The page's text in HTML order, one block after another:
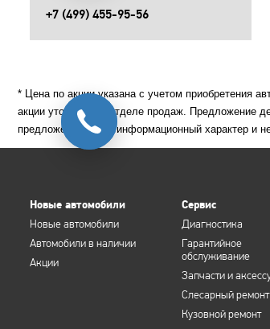
+7 (499) 455-95-56
* Цена по акции указана с учетом приобретения
акции уточняйте в отделе продаж. Предложение
предложение носит информационный характер и
Новые автомобили
Новые автомобили
Автомобили в наличии
Акции
Сервис
Диагностика
Гарантийное
обслуживание
Запчасти и
Слесарный ремонт
Кузовной ремонт